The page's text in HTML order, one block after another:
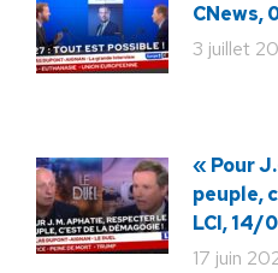
CNews,
3 juillet
« Pour
peuple,
LCI, 14/
17 juin